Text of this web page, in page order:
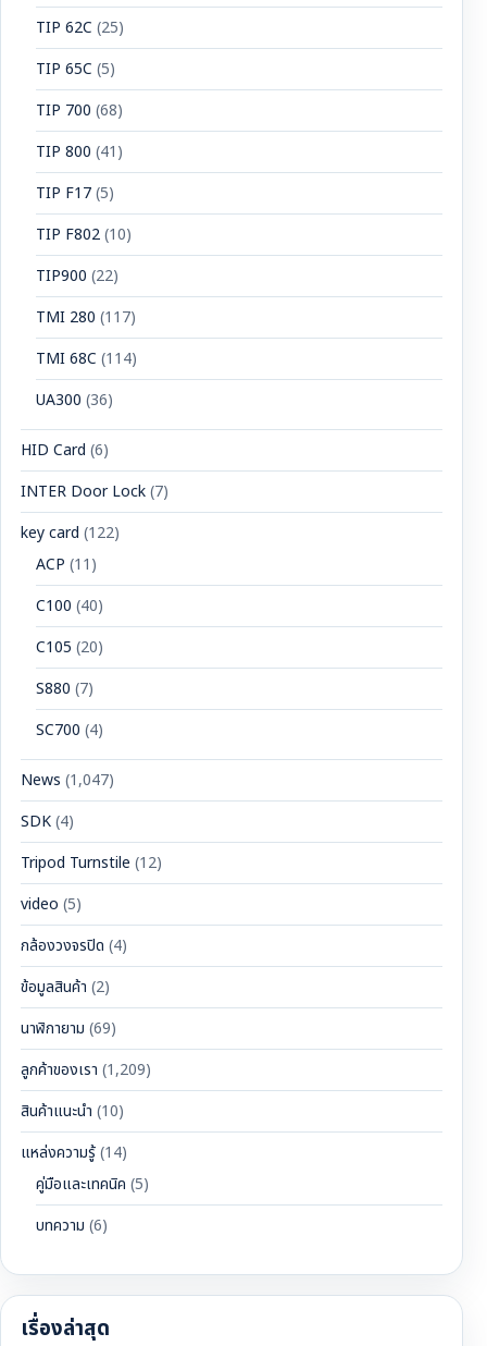
TIP 62C (25)
TIP 65C (5)
TIP 700 (68)
TIP 800 (41)
TIP F17(5)
TIP F802(10)
TIP900 (22)
TMI 280 (117)
TMI 68C (114)
UA300 (36)
HID Card (6)
INTER Door Lock(7)
key card (122)
ACP (11)
C100 (40)
C105 (20)
S880 (7)
SC700 (4)
News (1,047)
SDK(4)
Tripod Turnstile (12)
video (5)
กล้องวงจรปิด (4)
ข้อมูลสินค้า (2)
นาฬิกายาม (69)
ลูกค้าของเรา (1,209)
สินค้าแนะนำ (10)
แหล่งความรู้(14)
คู่มือและเทคนิค (5)
บทความ (6)
เรื่องล่าสุด